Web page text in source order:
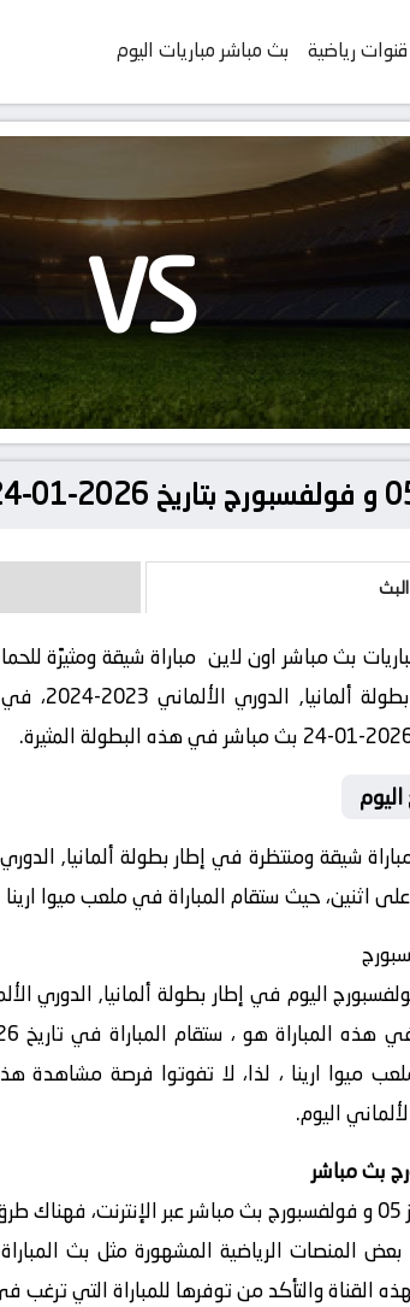
قنوات رياضية بث مباشر مباريات اليوم
VS
بث مباشر اون لاين مباراة شيقة ومثيرًة
2023-2024، في هذا المقال ضمن موقع
اثنين، حيث ستقام المباراة في ملعب ميوا ارينا
مباراة بين فريق ماينز 05 و فولفسبورج اليوم في إطار بطولة
اليوم.
إذا كنت ترغب في مشاهدة مباراة ماينز 05 و فولفسبورج بث
بعض المنصات الرياضية المشهورة مثل بث
القناة والتأكد من توفرها للمباراة التي